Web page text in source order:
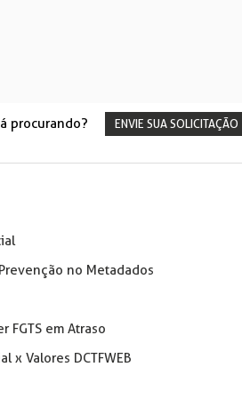
procurando? ENVIE SUA SOLICITAÇÃO
no Metadados
FGTS em Atraso
x Valores DCTFWEB